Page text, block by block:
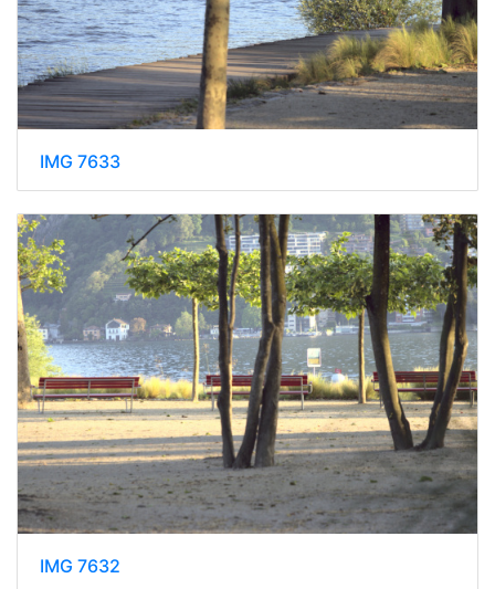
IMG 7633
IMG 7632